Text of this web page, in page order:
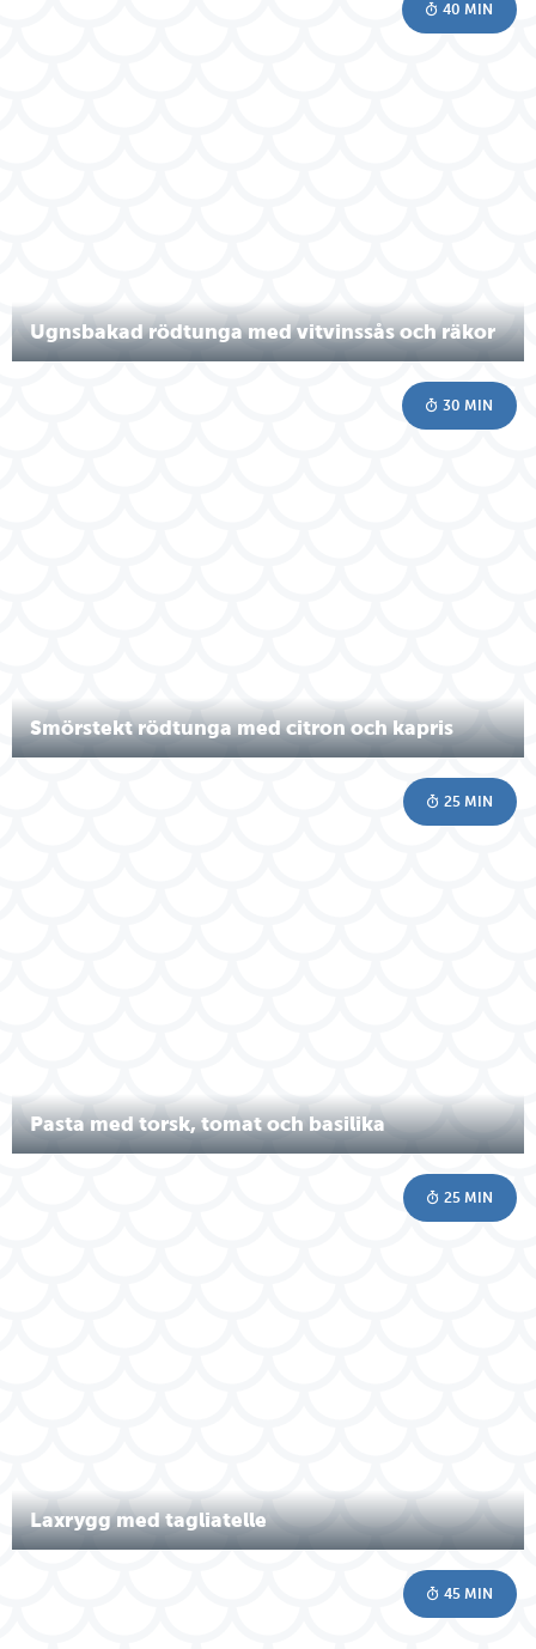
Ugnsbakad rödtunga med vitvinssås och räkor
40 MIN
Smörstekt rödtunga med citron och kapris
30 MIN
Pasta med torsk, tomat och basilika
25 MIN
Laxrygg med tagliatelle
25 MIN
45 MIN